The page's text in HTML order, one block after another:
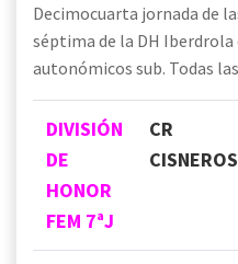
Decimocuarta jornada de
séptima de la DH
autonómicos sub. Todas
DIVISIÓN
DE
HONOR
FEM 7ªJ
CR
CISNEROS